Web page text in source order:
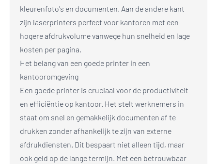
kleurenfoto's en documenten. Aan de andere kant
zijn laserprinters perfect voor kantoren met een
hogere afdrukvolume vanwege hun snelheid en lage
kosten per pagina.
Het belang van een goede printer in een
kantooromgeving
Een goede printer is cruciaal voor de productiviteit
en efficiëntie op kantoor. Het stelt werknemers in
staat om snel en gemakkelijk documenten af te
drukken zonder afhankelijk te zijn van externe
afdrukdiensten. Dit bespaart niet alleen tijd, maar
ook geld op de lange termijn. Met een betrouwbaar